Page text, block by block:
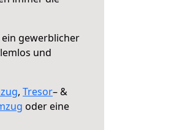
gewerblicher
und
, Tresor– &
oder eine